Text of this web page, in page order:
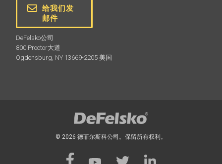
给我们发
邮件
DeFelsko公司
800 Proctor大道
Ogdensburg, NY 13669-2205 美国
© 2026 德菲尔斯科公司。保留所有权利。